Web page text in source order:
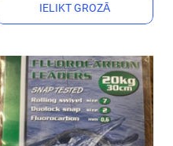
IELIKT GROZĀ